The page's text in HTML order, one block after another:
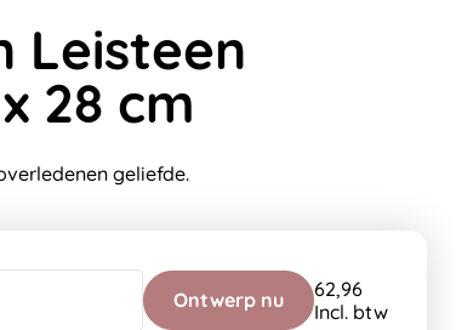
Leisteen
28 cm
geliefde.
Ontwerp nu
62,96
Incl. btw